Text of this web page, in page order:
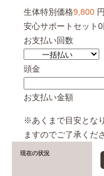
k
r
生体特別価格9,800 円
安心サポートセット0
お支払い回数
頭金
お支払い金額
※あくまで目安とな
ますのでご了承くだ
現在の状況